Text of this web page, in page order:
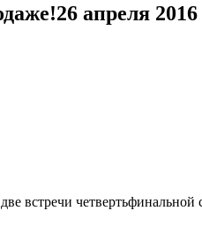
26 апреля 2016
встречи